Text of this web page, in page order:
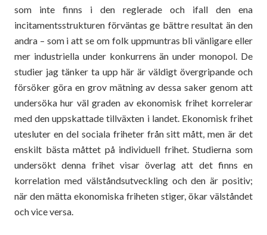
som inte finns i den reglerade och ifall den ena
incitamentsstrukturen förväntas ge bättre resultat än den
andra – som i att se om folk uppmuntras bli vänligare eller
mer industriella under konkurrens än under monopol. De
studier jag tänker ta upp här är väldigt övergripande och
försöker göra en grov mätning av dessa saker genom att
undersöka hur väl graden av ekonomisk frihet korrelerar
med den uppskattade tillväxten i landet. Ekonomisk frihet
utesluter en del sociala friheter från sitt mått, men är det
enskilt bästa måttet på individuell frihet. Studierna som
undersökt denna frihet visar överlag att det finns en
korrelation med välståndsutveckling och den är positiv;
när den mätta ekonomiska friheten stiger, ökar välståndet
och vice versa.